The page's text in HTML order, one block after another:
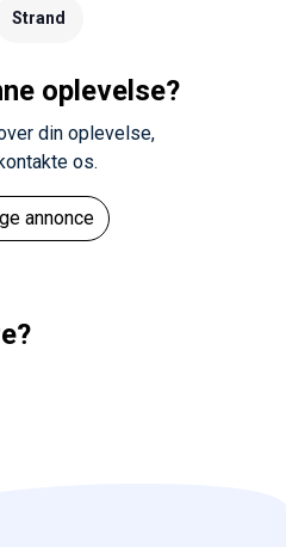
Strand
oplevelse?
din oplevelse,
os.
annonce